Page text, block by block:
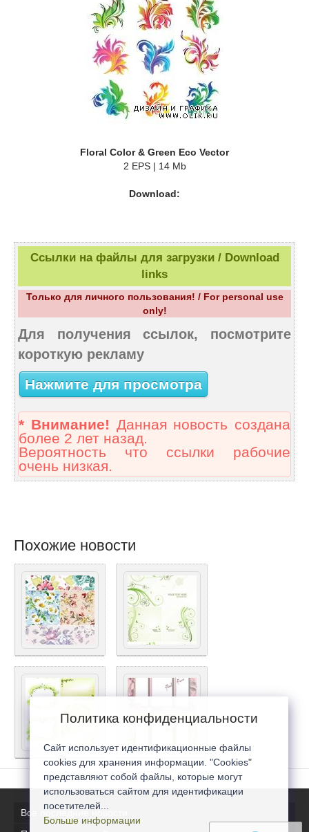
Floral Color & Green Eco Vector
2 EPS | 14 Mb
Download:
Ссылки на файлы для загрузки / Download
links
Только для личного пользования! / For personal use
only!
Для получения ссылок, посмотрите
короткую рекламу
Нажмите для просмотра
* Внимание! Данная новость создана
более 2 лет назад.
Вероятность что ссылки рабочие
очень низкая.
Похожие новости
Все последние новости
Политика конфиденциальности
Сайт использует идентификационные файлы
cookies для хранения информации. "Cookies"
представляют собой файлы, которые могут
использоваться сайтом для идентификации
посетителей...
Больше информации